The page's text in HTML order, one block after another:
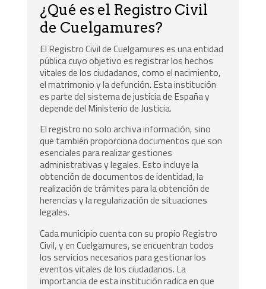
¿Qué es el Registro Civil
de Cuelgamures?
El Registro Civil de Cuelgamures es una entidad
pública cuyo objetivo es registrar los hechos
vitales de los ciudadanos, como el nacimiento,
el matrimonio y la defunción. Esta institución
es parte del sistema de justicia de España y
depende del Ministerio de Justicia.
El registro no solo archiva información, sino
que también proporciona documentos que son
esenciales para realizar gestiones
administrativas y legales. Esto incluye la
obtención de documentos de identidad, la
realización de trámites para la obtención de
herencias y la regularización de situaciones
legales.
Cada municipio cuenta con su propio Registro
Civil, y en Cuelgamures, se encuentran todos
los servicios necesarios para gestionar los
eventos vitales de los ciudadanos. La
importancia de esta institución radica en que